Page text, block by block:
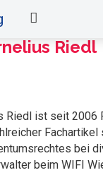
Riedl
Riedl ist seit 2006
bei
beim WIFI